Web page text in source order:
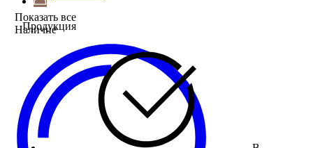
Продукция
Показать все
Наличие